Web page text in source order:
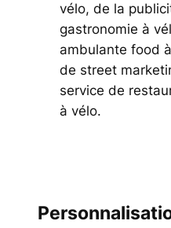
vélo, de la
gastronomie à
ambulante food
de street
service de
à vélo.